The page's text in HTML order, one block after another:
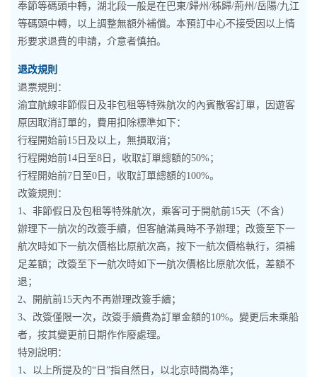
奉節等碼頭中轉，湖北段一般是在巴東/歸州/秭歸/荊州/岳陽/九江
等碼頭中轉，以上調整無額外補償。本預訂中心不接受因以上情
形要求退費的申請，介意者慎拍。
退改規則
退票規則：
渝宜航線非節假日及非包租等特殊航次的內賓散客訂單，因遊客
原因取消訂單的，費用扣除標準如下：
行程開始前15日及以上，無損取消；
行程開始前14日至8日，收取訂單總額的50%；
行程開始前7日至0日，收取訂單總額的100%。
改簽規則：
1、非節假日及包租等特殊航次，乘客可于開航前15天（不含）
辦理下一航次的改簽手續，但客艙滿員時不予辦理；改簽至下一
航次時如下一航次價格比原航次高，按下一航次價格執行，須補
足差額；改簽至下一航次時如下一航次價格比原航次低，差額不
退；
2、開航前15天內不再辦理改簽手續；
3、改簽僅限一次，改簽手續費為訂單金額的10%。變更后未乘船
者，按其變更前日期作作廢處理。
特別說明：
1、以上所提及的“日”指自然日，以北京時間為準；